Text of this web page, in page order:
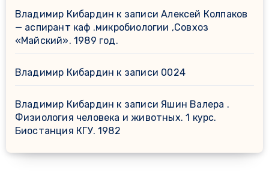
Владимир Кибардин к записиАлексей Колпаков
— аспирант каф .микробиологии ,Совхоз
«Майский». 1989 год.
Владимир Кибардин к записи 0024
Владимир Кибардин к записиЯшин Валера .
Физиология человека и животных. 1 курс.
Биостанция КГУ. 1982